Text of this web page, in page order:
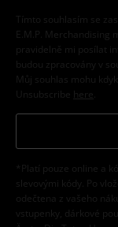
Tímto souhlasím se
E.M.P. Merchandising
pravidelně mi posílat
budou zpracovány v
Můj souhlas mohu
Unsubscribe here
*Platí pouze online a
slevovými kódy. Po
odečtena z vašeho
vstupenky, dárkové